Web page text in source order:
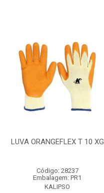
LUVA ORANGEFLEX T 10 XG
Código: 28237
Embalagem: PR1
KALIPSO